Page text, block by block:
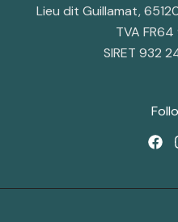
Lieu dit Guillamat,
TVA
SIRET 932